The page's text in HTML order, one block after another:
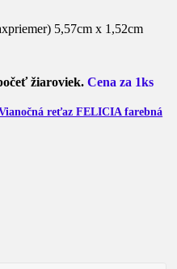
5,57cm x 1,52cm
žiaroviek.Cena za 1ks
reťaz FELICIA farebná